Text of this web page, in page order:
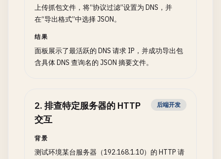
上传抓包文件，将“协议过滤”设置为 DNS，并
在“导出格式”中选择 JSON。
结果
面板展示了最活跃的 DNS 请求 IP，并成功导出包
含具体 DNS 查询名的 JSON 摘要文件。
2. 排查特定服务器的 HTTP
交互
后端开发
背景
测试环境某台服务器（192.168.1.10）的 HTTP 请